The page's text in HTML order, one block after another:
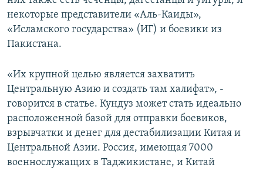
некоторые представители «Аль-Каиды»,
«Исламского государства» (ИГ) и боевики из
Пакистана.
«Их крупной целью является захватить
Центральную Азию и создать там халифат», -
говорится в статье. Кундуз может стать идеально
расположенной базой для отправки боевиков,
взрывчатки и денег для дестабилизации Китая и
Центральной Азии. Россия, имеющая 7000
военнослужащих в Таджикистане, и Китай